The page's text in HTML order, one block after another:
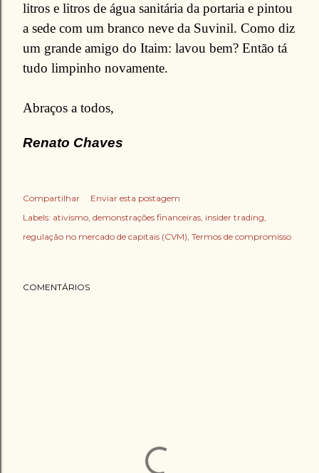
litros e litros de água sanitária da portaria e pintou
a sede com um branco neve da Suvinil. Como diz
um grande amigo do Itaim: lavou bem? Então tá
tudo limpinho novamente.
Abraços a todos,
Renato Chaves
Compartilhar
Enviar esta postagem
Labels: ativismo demonstrações financeiras insider trading
regulação no mercado de capitais (CVM) Termos de compromisso
COMENTÁRIOS